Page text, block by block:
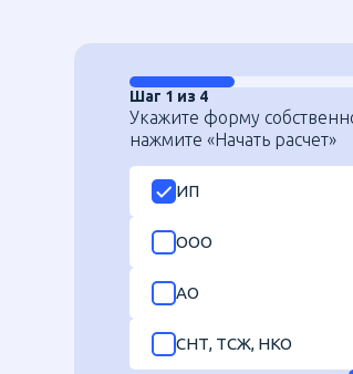
Шаг 1 из 4
Укажите форму
нажмите «Начать расчет»
ИП
ООО
АО
СНТ, ТСЖ, НКО